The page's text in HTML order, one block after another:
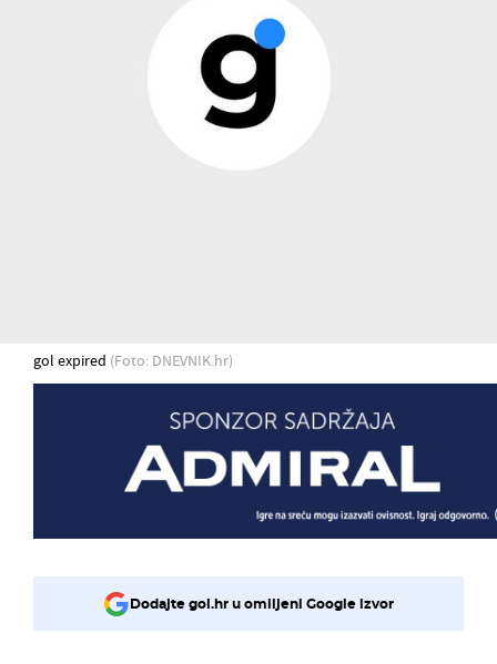
gol expired (Foto: DNEVNIK.hr)
Dodajte gol.hr u omiljeni Google izvor